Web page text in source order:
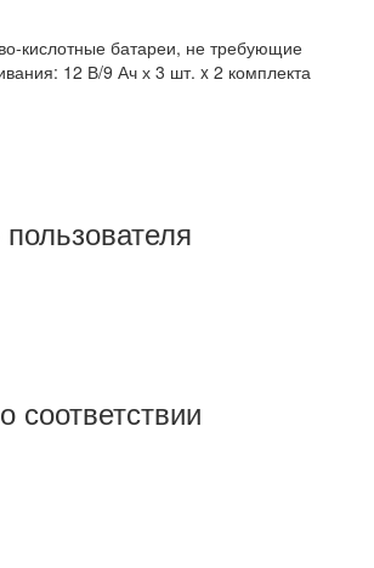
кислотные батареи, не требующие
12 В/9 Ач х 3 шт. x 2 комплекта
соответствии